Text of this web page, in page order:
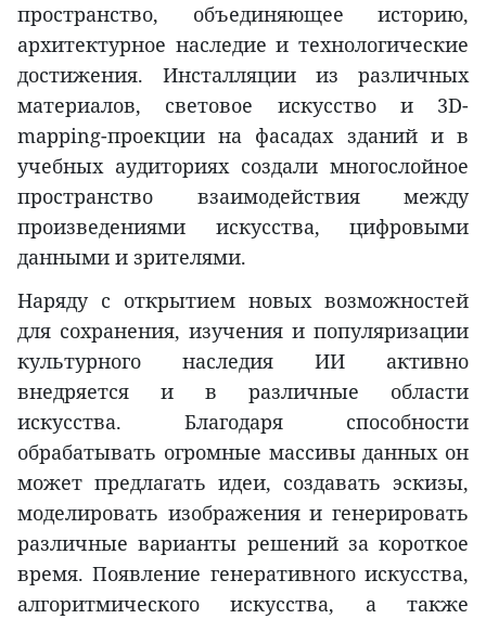
пространство, объединяющее историю,
архитектурное наследие и технологические
достижения. Инсталляции из различных
материалов, световое искусство и 3D-
mapping-проекции на фасадах зданий и в
учебных аудиториях создали многослойное
пространство взаимодействия между
произведениями искусства, цифровыми
данными и зрителями.
Наряду с открытием новых возможностей
для сохранения, изучения и популяризации
культурного наследия ИИ активно
внедряется и в различные области
искусства. Благодаря способности
обрабатывать огромные массивы данных он
может предлагать идеи, создавать эскизы,
моделировать изображения и генерировать
различные варианты решений за короткое
время. Появление генеративного искусства,
алгоритмического искусства, а также